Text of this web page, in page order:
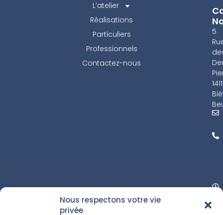
Nous respectons votre vie
privée
L’atelier
Réalisations
Particuliers
Professionnels
Contactez-nous
5